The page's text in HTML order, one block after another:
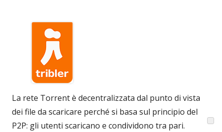
La rete Torrent è decentralizzata dal punto di vista
dei file da scaricare perché si basa sul principio del
P2P: gli utenti scaricano e condividono tra pari.